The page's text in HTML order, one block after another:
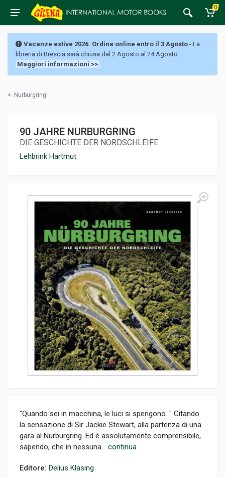
0
Vacanze estive 2026: Ordina online entro il 3 Agosto - La
libreria di Brescia sarà chiusa dal 2 Agosto al 24 Agosto.
Maggiori informazioni >>
< Nurburgring
90 JAHRE NURBURGRING
DIE GESCHICHTE DER NORDSCHLEIFE
Lehbrink Hartmut
"Quando sei in macchina, le luci si spengono. " Citando
la sensazione di Sir Jackie Stewart, alla partenza di una
gara al Nürburgring. Ed è assolutamente comprensibile,
sapendo, che in nessuna... continua
Editore: Delius Klasing